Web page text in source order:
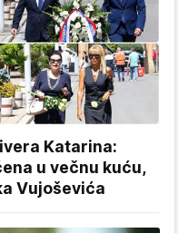
Katarina:
u večnu kuću,
Vujoševića